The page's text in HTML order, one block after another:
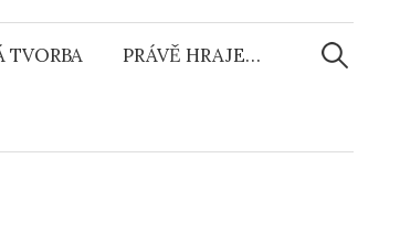
TVORBA PRÁVĚ HRAJE…